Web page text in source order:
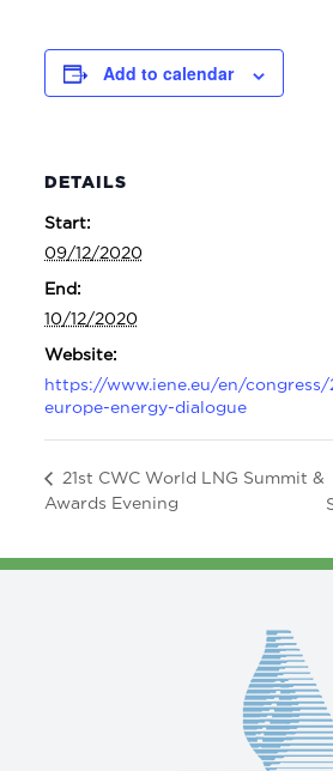
Add to calendar
DETAILS
Start:
09/12/2020
End:
10/12/2020
Website:
https://www.iene.eu/en/congress/
europe-energy-dialogue
21st CWC World LNG Summit &
Awards Evening